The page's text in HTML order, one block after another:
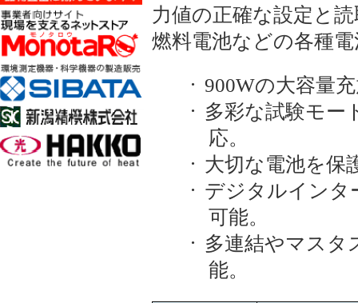
力値の正確な設定と
燃料電池などの各種
· 900Wの大容量
· 多彩な試験モー
応。
· 大切な電池を保
· デジタルインタ
可能。
· 多連結やマスタ
能。